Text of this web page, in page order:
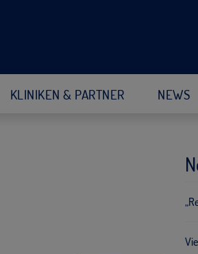
KLINIKEN & PARTNER NEWS